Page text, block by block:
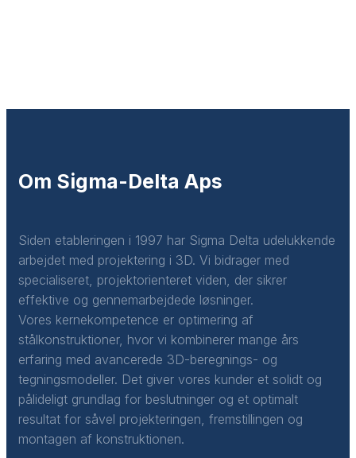
Om Sigma-Delta Aps
Siden etableringen i 1997 har Sigma Delta udelukkende
arbejdet med projektering i 3D. Vi bidrager med
specialiseret, projektorienteret viden, der sikrer
effektive og gennemarbejdede løsninger.
Vores kernekompetence er optimering af
stålkonstruktioner, hvor vi kombinerer mange års
erfaring med avancerede 3D-beregnings- og
tegningsmodeller. Det giver vores kunder et solidt og
pålideligt grundlag for beslutninger og et optimalt
resultat for såvel projekteringen, fremstillingen og
montagen af konstruktionen.